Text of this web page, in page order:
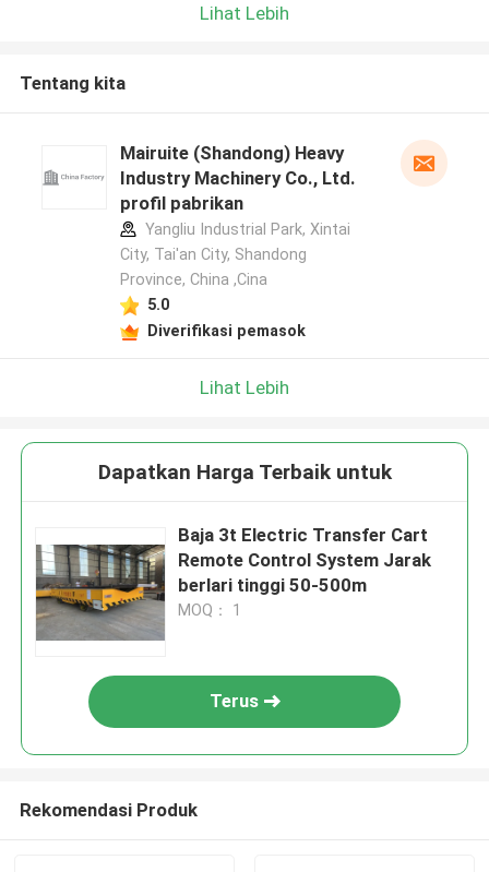
Lihat Lebih
Tentang kita
Mairuite (Shandong) Heavy
Industry Machinery Co., Ltd.
profil pabrikan
Yangliu Industrial Park, Xintai
City, Tai'an City, Shandong
Province, China ,Cina
5.0
Diverifikasi pemasok
Lihat Lebih
Dapatkan Harga Terbaik untuk
Baja 3t Electric Transfer Cart
Remote Control System Jarak
berlari tinggi 50-500m
MOQ： 1
Terus
Rekomendasi Produk